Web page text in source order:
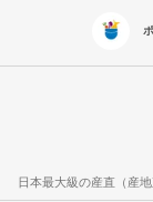
日本最大級の産直（産